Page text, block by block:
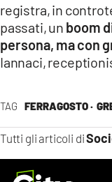
TAG FERRAGOSTO ·
Tutti gli articoli di
registra, in
passati, un boom
persona, ma con
Iannaci,